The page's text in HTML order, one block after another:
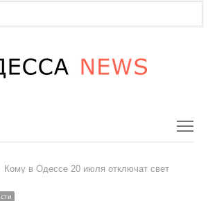
Кому в Одессе 20 июля отключат свет